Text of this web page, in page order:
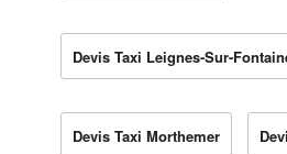
Devis Taxi Leignes-Sur-
Devis Taxi Morthemer